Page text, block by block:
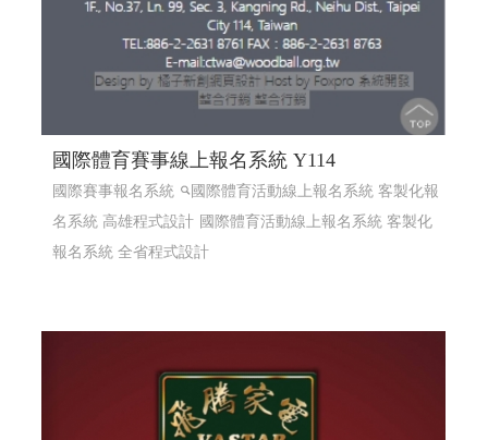
國際體育賽事線上報名系統 Y114
國際賽事報名系統
國際體育活動線上報名系統 客製化報
名系統 高雄程式設計 國際體育活動線上報名系統 客製化
報名系統 全省程式設計